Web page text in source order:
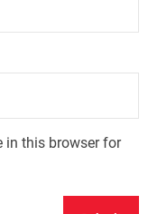
in this browser for